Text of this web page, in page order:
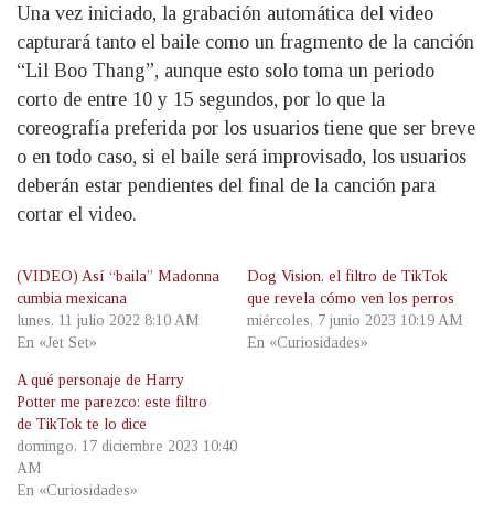
Una vez iniciado, la grabación automática del video
capturará tanto el baile como un fragmento de la canción
“Lil Boo Thang”, aunque esto solo toma un periodo
corto de entre 10 y 15 segundos, por lo que la
coreografía preferida por los usuarios tiene que ser breve
o en todo caso, si el baile será improvisado, los usuarios
deberán estar pendientes del final de la canción para
cortar el video.
(VIDEO) Así “baila” Madonna
cumbia mexicana
lunes, 11 julio 2022 8:10 AM
En «Jet Set»
Dog Vision, el filtro de TikTok
que revela cómo ven los perros
miércoles, 7 junio 2023 10:19 AM
En «Curiosidades»
A qué personaje de Harry
Potter me parezco: este filtro
de TikTok te lo dice
domingo, 17 diciembre 2023 10:40
AM
En «Curiosidades»